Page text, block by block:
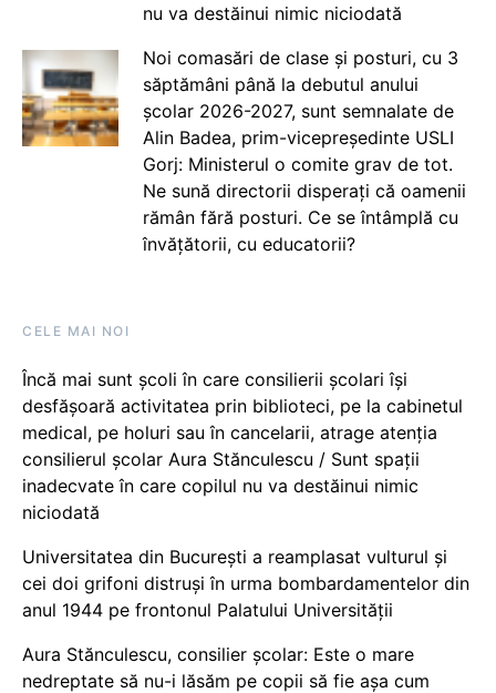
nu va destăinui nimic niciodată
Noi comasări de clase și posturi, cu 3
săptămâni până la debutul anului
școlar 2026-2027, sunt semnalate de
Alin Badea, prim-vicepreședinte USLI
Gorj: Ministerul o comite grav de tot.
Ne sună directorii disperați că oamenii
rămân fără posturi. Ce se întâmplă cu
învățătorii, cu educatorii?
CELE MAI NOI
Încă mai sunt școli în care consilierii școlari își
desfășoară activitatea prin biblioteci, pe la cabinetul
medical, pe holuri sau în cancelarii, atrage atenția
consilierul școlar Aura Stănculescu / Sunt spații
inadecvate în care copilul nu va destăinui nimic
niciodată
Universitatea din București a reamplasat vulturul și
cei doi grifoni distruși în urma bombardamentelor din
anul 1944 pe frontonul Palatului Universității
Aura Stănculescu, consilier școlar: Este o mare
nedreptate să nu-i lăsăm pe copii să fie așa cum